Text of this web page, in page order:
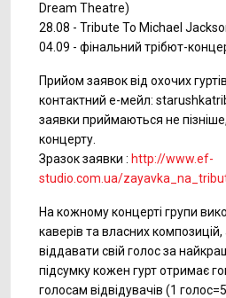
Dream Theatre)
28.08 - Tribute To Michael
04.09 - фінальний трібют-
Прийом заявок від охочих
контактний е-мейл:
заявки приймаються не
концерту.
Зразок заявки : http://www.ef-
studio.com.ua/
На кожному концерті групи
каверів та власних композицій,
віддавати свій голос за
підсумку кожен гурт отримає
голосам відвідувачів (1